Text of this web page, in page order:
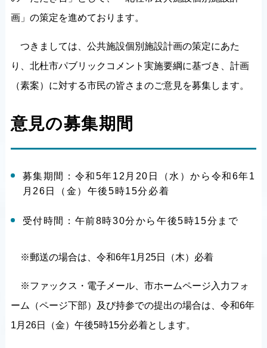
画」の策定を進めております。
つきましては、公共施設個別施設計画の策定にあた
り、北杜市パブリックコメント実施要綱に基づき、計画
（素案）に対する市民の皆さまのご意見を募集します。
意見の募集期間
募集期間：令和5年12月20日（水）から令和6年1
月26日（金）午後5時15分必着
受付時間：午前8時30分から午後5時15分まで
※郵送の場合は、令和6年1月25日（木）必着
※ファックス・電子メール、市ホームページ入力フォ
ーム（ページ下部）及び持参での提出の場合は、令和6年
1月26日（金）午後5時15分必着とします。